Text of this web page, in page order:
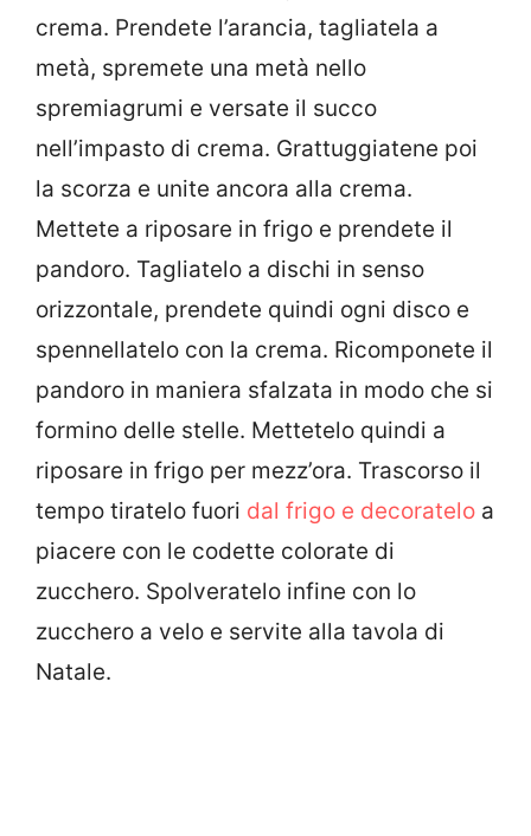
crema. Prendete l’arancia, tagliatela a
metà, spremete una metà nello
spremiagrumi e versate il succo
nell’impasto di crema. Grattuggiatene poi
la scorza e unite ancora alla crema.
Mettete a riposare in frigo e prendete il
pandoro. Tagliatelo a dischi in senso
orizzontale, prendete quindi ogni disco e
spennellatelo con la crema. Ricomponete il
pandoro in maniera sfalzata in modo che si
formino delle stelle. Mettetelo quindi a
riposare in frigo per mezz’ora. Trascorso il
tempo tiratelo fuori dal frigo e decoratelo a
piacere con le codette colorate di
zucchero. Spolveratelo infine con lo
zucchero a velo e servite alla tavola di
Natale.